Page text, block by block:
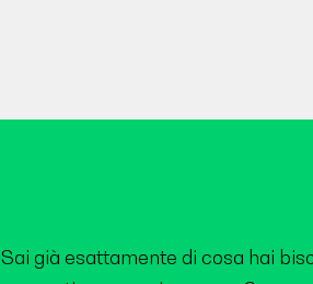
Sai già esattamente di cosa hai